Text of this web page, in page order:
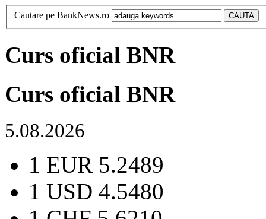
Cautare pe BankNews.ro
Curs oficial BNR
Curs oficial BNR
5.08.2026
1 EUR 5.2489
1 USD 4.5480